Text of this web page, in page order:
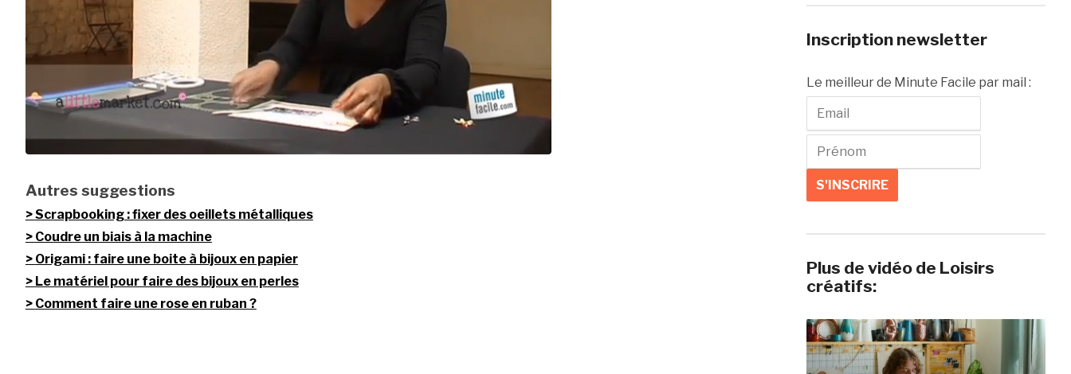
Autres suggestions
Scrapbooking : fixer des oeillets métalliques
Coudre un biais à la machine
Origami : faire une boite à bijoux en papier
Le matériel pour faire des bijoux en perles
Comment faire une rose en ruban ?
Inscription newsletter
Le meilleur de Minute Facile par mail :
Plus de vidéo de Loisirs
créatifs: